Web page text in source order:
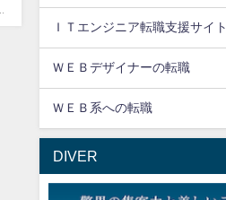
ＩＴエンジニア転職支援サイト
ＷＥＢデザイナーの転職
ＷＥＢ系への転職
DIVER